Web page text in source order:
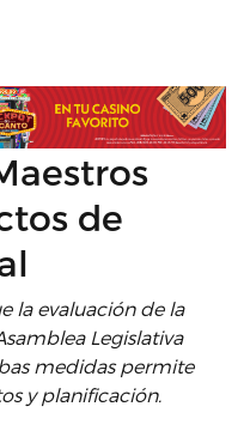
de
la evaluación de la
Legislativa
medidas permite
y planificación.